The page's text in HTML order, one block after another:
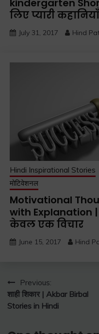
kindergarten
लिए प्यारी कहानियाँ
July 31, 2017 Hind
Hindi Inspirational Stories
मोटिवेशनल
Motivational
with Explanation |
केवल एक विचार
June 15, 2017 Hind
Post
navigation
Previous:
शाही शिकार | Akbar Birbal
Stories in Hindi